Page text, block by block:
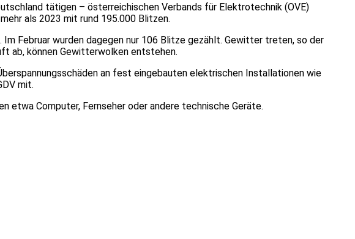
tätigen – österreichischen Verbands für Elektrotechnik (OVE)
als 2023 mit rund 195.000 Blitzen.
Februar wurden dagegen nur 106 Blitze gezählt. Gewitter treten, so der
ab, können Gewitterwolken entstehen.
an fest eingebauten elektrischen Installationen wie
mit.
etwa Computer, Fernseher oder andere technische Geräte.